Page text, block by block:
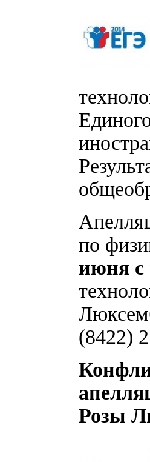
по
июня с
(8422)
Розы